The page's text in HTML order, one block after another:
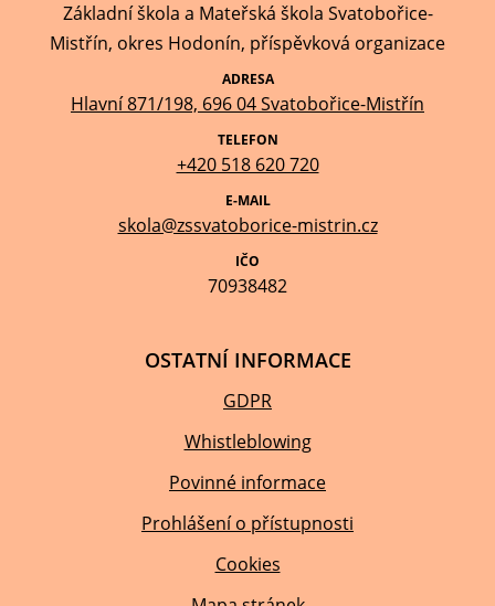
Základní škola a Mateřská škola Svatobořice-
Mistřín, okres Hodonín, příspěvková organizace
ADRESA
Hlavní 871/198, 696 04 Svatobořice-Mistřín
TELEFON
+420 518 620 720
E-MAIL
skola@zssvatoborice-mistrin.cz
IČO
70938482
OSTATNÍ INFORMACE
GDPR
Whistleblowing
Povinné informace
Prohlášení o přístupnosti
Cookies